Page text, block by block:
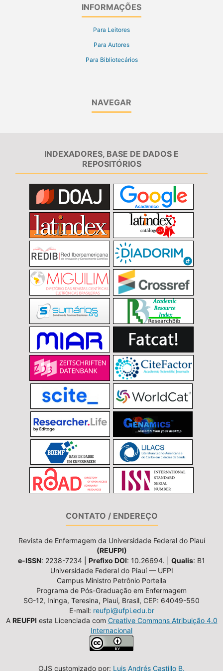
INFORMAÇÕES
Para Leitores
Para Autores
Para Bibliotecários
NAVEGAR
INDEXADORES, BASE DE DADOS E
REPOSITÓRIOS
CONTATO / ENDEREÇO
Revista de Enfermagem da Universidade Federal do Piauí
(REUFPI)
e-ISSN: 2238-7234 | Prefixo DOI: 10.26694. | Qualis: B1
Universidade Federal do Piauí — UFPI
Campus Ministro Petrônio Portella
Programa de Pós-Graduação em Enfermagem
SG-12, Ininga, Teresina, Piauí, Brasil, CEP: 64049-550
E-mail: reufpi@ufpi.edu.br
A REUFPI esta Licenciada com Creative Commons Atribuição 4.0
Internacional
OJS customizado por: Luis Andrés Castillo B.